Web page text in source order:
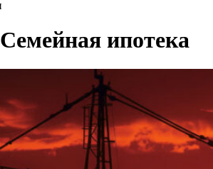
Семейная ипотека